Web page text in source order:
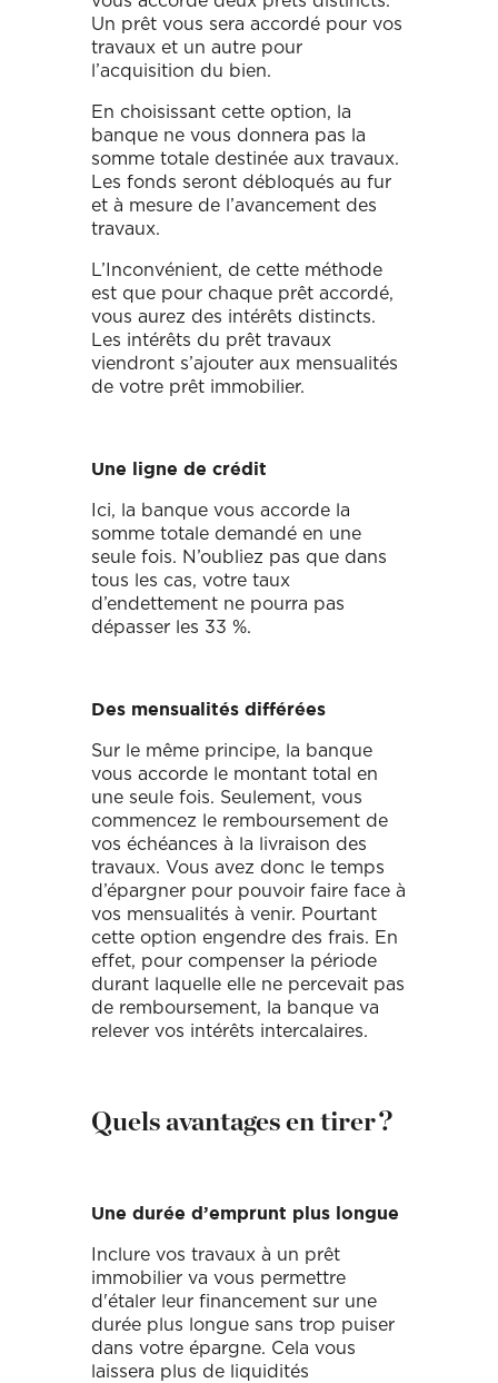
Un prêt vous sera accordé pour vos
travaux et un autre pour
l’acquisition du bien.
En choisissant cette option, la
banque ne vous donnera pas la
somme totale destinée aux travaux.
Les fonds seront débloqués au fur
et à mesure de l’avancement des
travaux.
L’Inconvénient, de cette méthode
est que pour chaque prêt accordé,
vous aurez des intérêts distincts.
Les intérêts du prêt travaux
viendront s’ajouter aux mensualités
de votre prêt immobilier.
Une ligne de crédit
Ici, la banque vous accorde la
somme totale demandé en une
seule fois. N’oubliez pas que dans
tous les cas, votre taux
d’endettement ne pourra pas
dépasser les 33 %.
Des mensualités différées
Sur le même principe, la banque
vous accorde le montant total en
une seule fois. Seulement, vous
commencez le remboursement de
vos échéances à la livraison des
travaux. Vous avez donc le temps
d’épargner pour pouvoir faire face à
vos mensualités à venir. Pourtant
cette option engendre des frais. En
effet, pour compenser la période
durant laquelle elle ne percevait pas
de remboursement, la banque va
relever vos intérêts intercalaires.
Quels avantages en tirer ?
Une durée d’emprunt plus longue
Inclure vos travaux à un prêt
immobilier va vous permettre
d'étaler leur financement sur une
durée plus longue sans trop puiser
dans votre épargne. Cela vous
laissera plus de liquidités